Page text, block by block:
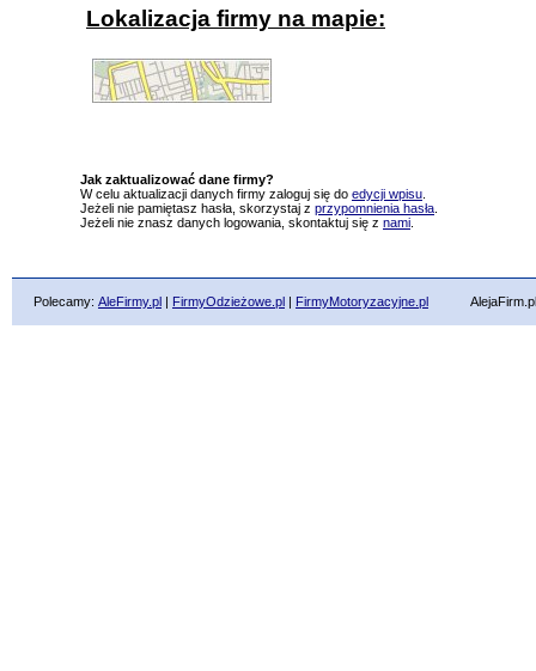
Lokalizacja firmy na mapie:
Jak zaktualizować dane firmy?
W celu aktualizacji danych firmy zaloguj się do edycji wpisu
Jeżeli nie pamiętasz hasła, skorzystaj z przypomnienia hasła
Jeżeli nie znasz danych logowania, skontaktuj się z nami
Polecamy: AleFirmy.pl | FirmyOdzieżowe.pl | FirmyMotoryzacyjne.pl AlejaFirm.pl